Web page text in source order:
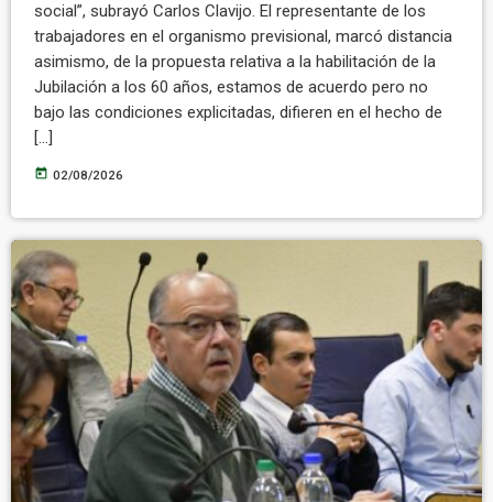
social”, subrayó Carlos Clavijo. El representante de los
trabajadores en el organismo previsional, marcó distancia
asimismo, de la propuesta relativa a la habilitación de la
Jubilación a los 60 años, estamos de acuerdo pero no
bajo las condiciones explicitadas, difieren en el hecho de
[…]
today 02/08/2026